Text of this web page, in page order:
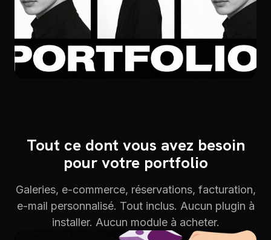
Tout ce dont vous avez besoin
pour votre portfolio
Galeries, e-commerce, réservations, facturation,
e-mail personnalisé. Tout inclus. Aucun plugin à
installer. Aucun module à acheter.